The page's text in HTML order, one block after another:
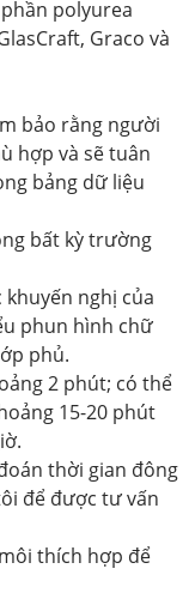
polyurea
Graco và
bảo rằng người
hợp và sẽ tuân
bảng dữ liệu
bất kỳ trường
nghị của
phun hình chữ
phủ.
2 phút; có thể
15-20 phút
thời gian đông
để được tư vấn
thích hợp để